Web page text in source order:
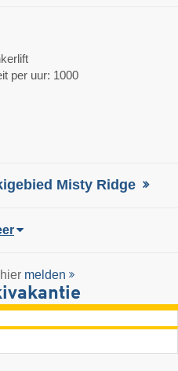
per uur: 1000
Misty Ridge
melden